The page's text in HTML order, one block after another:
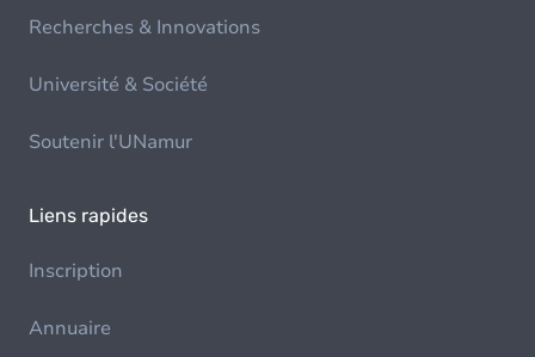
Recherches & Innovations
Université & Société
Soutenir l'UNamur
Liens rapides
Inscription
Annuaire